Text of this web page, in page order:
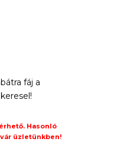
fáj a
Hasonló
üzletünkben!